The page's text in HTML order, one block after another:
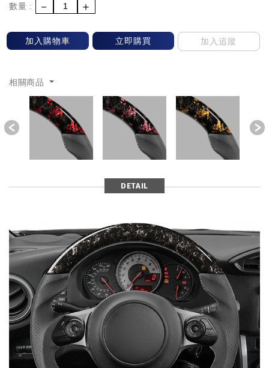
數量 : － ＋
加入購物車 立即購買 加入追蹤
相關商品
Previous
DETAIL